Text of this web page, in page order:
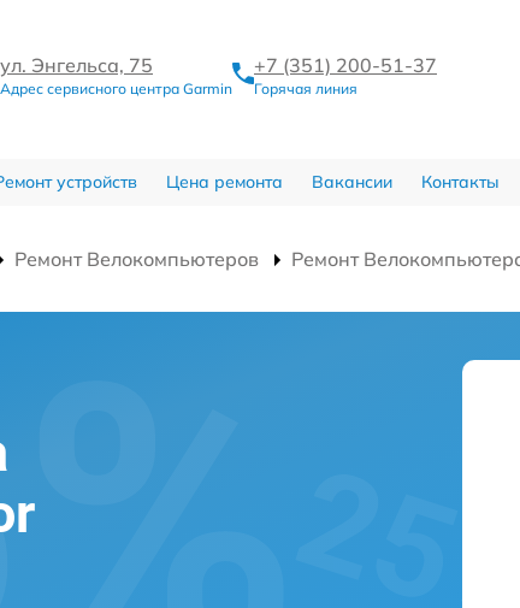
ул. Энгельса, 75
Адрес сервисного центра Garmin
+7 (351) 200-51-37
Горячая линия
устройств Цена ремонта Вакансии Контакты
Ремонт Велокомпьютеров Ремонт